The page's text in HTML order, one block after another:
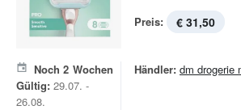
Preis: € 31,50
Noch 2 Wochen
Gültig: 29.07. -
26.08.
Händler: dm drogerie